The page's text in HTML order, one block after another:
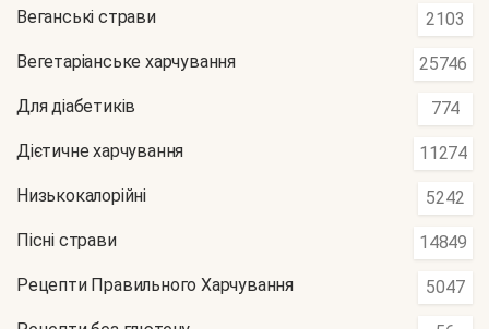
Веганські страви 2103
Вегетаріанське харчування 25746
Для діабетиків 774
Дієтичне харчування 11274
Низькокалорійні 5242
Пісні страви 14849
Рецепти Правильного Харчування 5047